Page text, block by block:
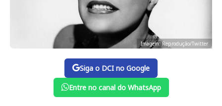
Imagem: Reprodução/Twitter
Siga o DCI no Google
Entre no canal do WhatsApp